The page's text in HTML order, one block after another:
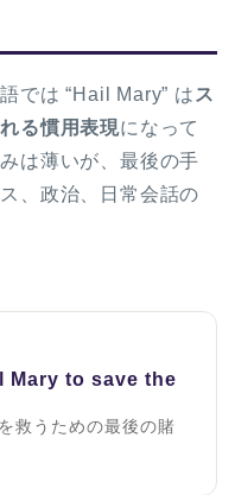
では “Hail Mary” は ス
る慣用表現になって
は薄いが、最後の手
、政治、日常会話の
Mary to save the
救うための最後の賭